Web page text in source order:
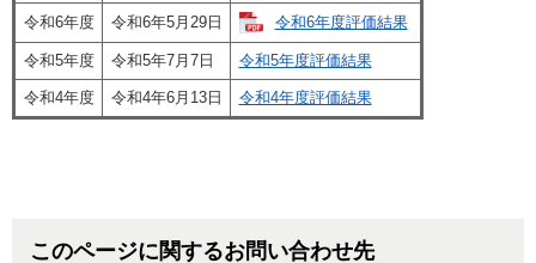
令和6年度 令和6年5月29日 令和6年度評価結果
令和5年度 令和5年7月7日 令和5年度評価結果
令和4年度 令和4年6月13日 令和4年度評価結果
このページに関するお問い合わせ先